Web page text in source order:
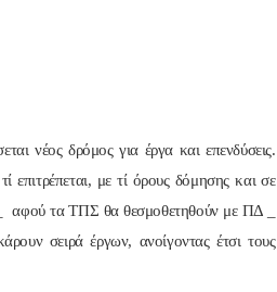
νέος δρόμος για έργα και επενδύσεις.
με τί όρους δόμησης και σε
_ αφού τα ΤΠΣ θα θεσμοθετηθούν με ΠΔ _
σειρά έργων, ανοίγοντας έτσι τους